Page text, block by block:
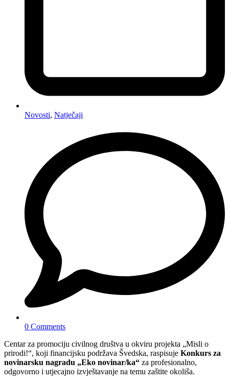
Novosti, Natječaji
0 Comments
Centar za promociju civilnog društva u okviru projekta „Misli o
prirodi!“, koji financijsku podržava Švedska, raspisuje Konkurs za
novinarsku nagradu „Eko novinar/ka“ za profesionalno,
odgovorno i utjecajno izvještavanje na temu zaštite okoliša.